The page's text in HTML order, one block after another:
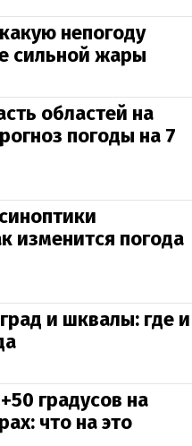
непогоду
сильной жары
областей на
погоды на 7
изменится погода
и шквалы: где и
градусов на
что на это